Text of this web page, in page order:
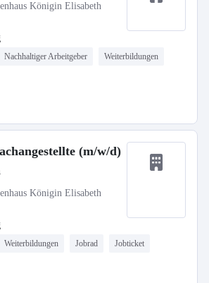
Königin Elisabeth
Nachhaltiger Arbeitgeber Weiterbildungen
(m/w/d)
Königin Elisabeth
Weiterbildungen Jobrad Jobticket